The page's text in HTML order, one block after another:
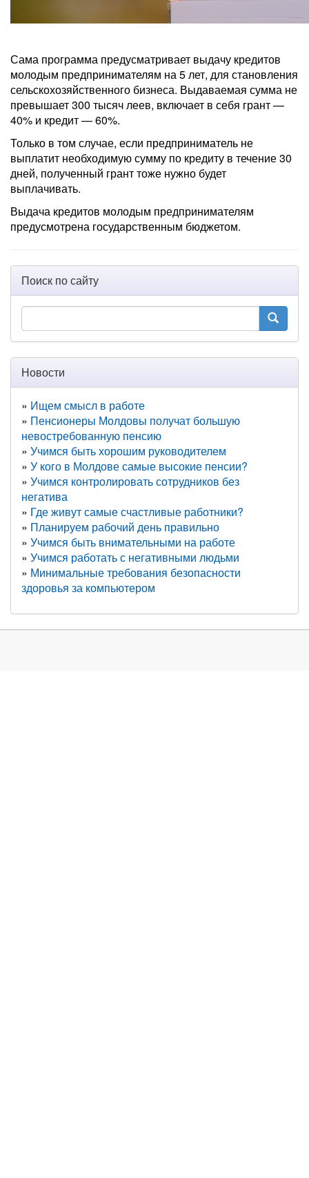
Сама программа предусматривает выдачу кредитов
молодым предпринимателям на 5 лет, для становления
сельскохозяйственного бизнеса. Выдаваемая сумма не
превышает 300 тысяч леев, включает в себя грант —
40% и кредит — 60%.
Только в том случае, если предприниматель не
выплатит необходимую сумму по кредиту в течение 30
дней, полученный грант тоже нужно будет
выплачивать.
Выдача кредитов молодым предпринимателям
предусмотрена государственным бюджетом.
Поиск по сайту
Новости
Ищем смысл в работе
Пенсионеры Молдовы получат большую
невостребованную пенсию
Учимся быть хорошим руководителем
У кого в Молдове самые высокие пенсии?
Учимся контролировать сотрудников без
негатива
Где живут самые счастливые работники?
Планируем рабочий день правильно
Учимся быть внимательными на работе
Учимся работать с негативными людьми
Минимальные требования безопасности
здоровья за компьютером